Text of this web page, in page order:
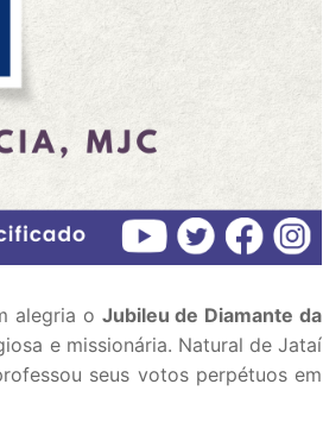
alegria o Jubileu de Diamante da
e missionária. Natural de Jataí
seus votos perpétuos em